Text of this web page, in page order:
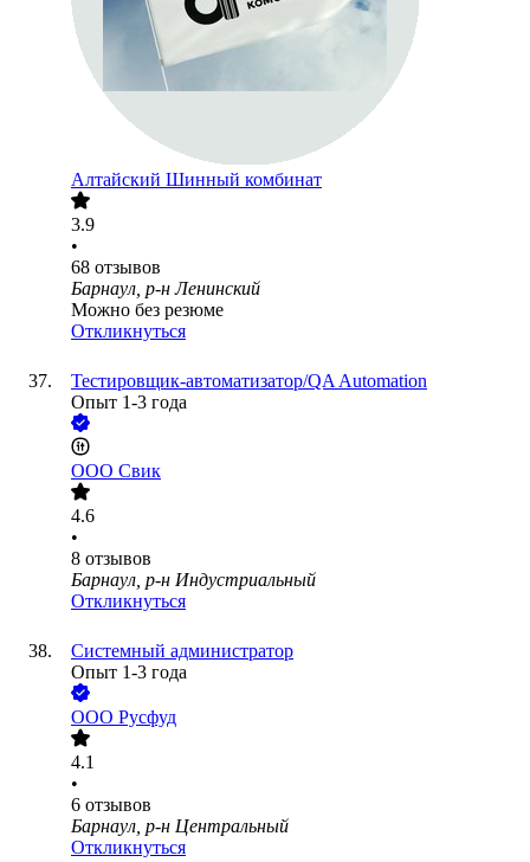
Алтайский Шинный комбинат
3.9
•
68 отзывов
Барнаул, р-н Ленинский
Можно без резюме
Откликнуться
Тестировщик-автоматизатор/QA Automation
Опыт 1-3 года
ООО Свик
4.6
•
8 отзывов
Барнаул, р-н Индустриальный
Откликнуться
Системный администратор
Опыт 1-3 года
ООО Русфуд
4.1
•
6 отзывов
Барнаул, р-н Центральный
Откликнуться